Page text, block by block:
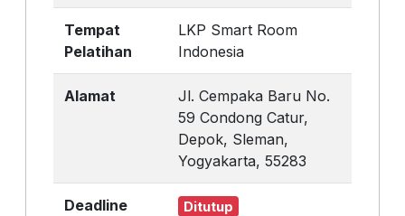
Tempat
Pelatihan
LKP Smart Room
Indonesia
Alamat
Jl. Cempaka Baru No.
59 Condong Catur,
Depok, Sleman,
Yogyakarta, 55283
Deadline
Ditutup